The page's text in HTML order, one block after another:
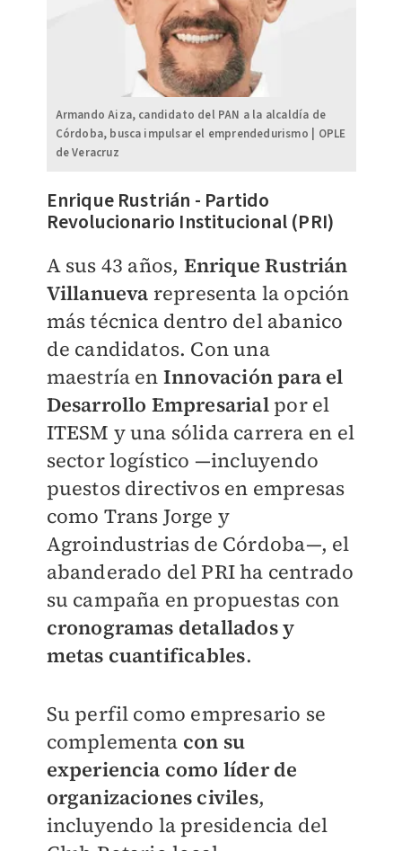
Armando Aiza, candidato del PAN a la alcaldía de
Córdoba, busca impulsar el emprendedurismo | OPLE
de Veracruz
​Enrique Rustrián - Partido
Revolucionario Institucional (PRI)
A sus 43 años, Enrique Rustrián
Villanueva representa la opción
más técnica dentro del abanico
de candidatos. Con una
maestría en Innovación para el
Desarrollo Empresarialpor el
ITESM y una sólida carrera en el
sector logístico —incluyendo
puestos directivos en empresas
como Trans Jorge y
Agroindustrias de Córdoba—, el
abanderado del PRI ha centrado
su campaña en propuestas con
cronogramas detallados y
metas cuantificables.
Su perfil como empresario se
complementa con su
experiencia como líder de
organizaciones civiles,
incluyendo la presidencia del